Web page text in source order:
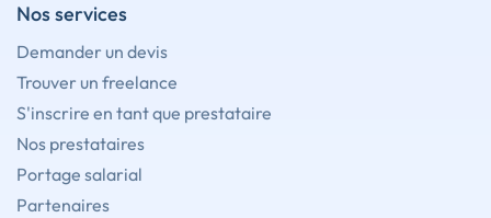
Nos services
Demander un devis
Trouver un freelance
S'inscrire en tant que prestataire
Nos prestataires
Portage salarial
Partenaires